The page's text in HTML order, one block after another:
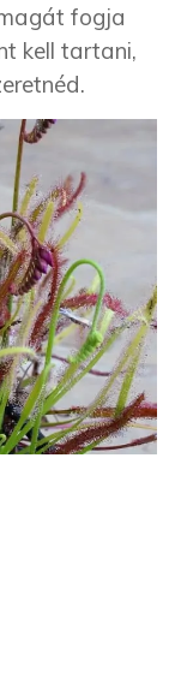
fogja
kell tartani,